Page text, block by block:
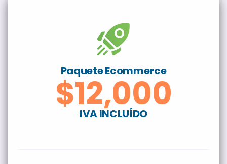
Paquete Ecommerce
$12,000
IVA INCLUÍDO